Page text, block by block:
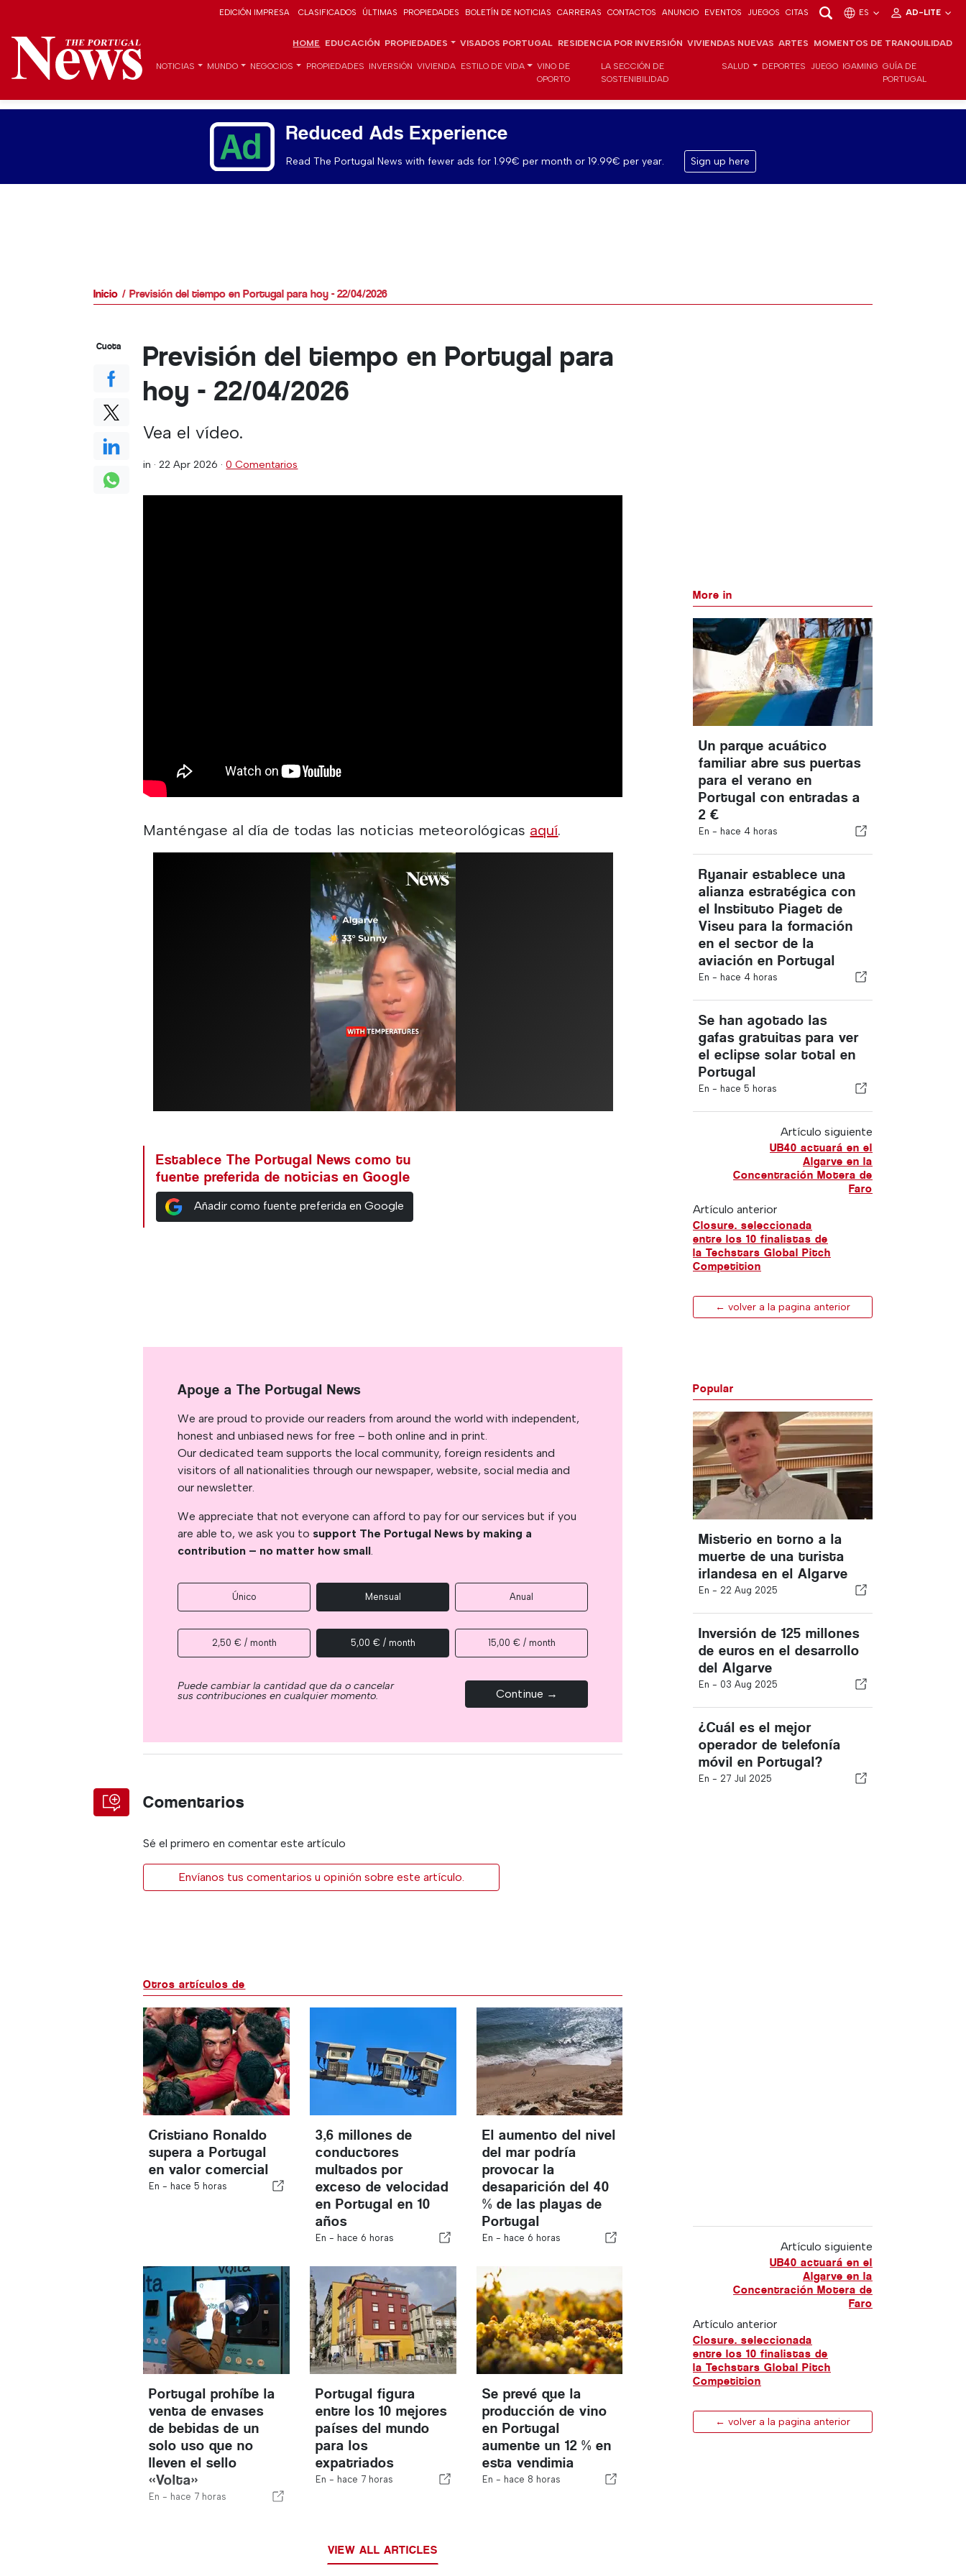
EDICIÓN IMPRESA CLASIFICADOS ÚLTIMAS PROPIEDADES BOLETÍN DE NOTICIAS CARRERAS CONTACTOS ANUNCIO EVENTOS JUEGOS CITAS ES AD-LITE
HOME EDUCACIÓN PROPIEDADES VISADOS PORTUGAL RESIDENCIA POR INVERSIÓN VIVIENDAS NUEVAS ARTES MOMENTOS DE TRANQUILIDAD
NOTICIAS MUNDO NEGOCIOS PROPIEDADES INVERSIÓN VIVIENDA ESTILO DE VIDA
VINO DE
OPORTO
LA SECCIÓN DE
SOSTENIBILIDAD
SALUD DEPORTES JUEGO IGAMING GUÍA DE
PORTUGAL
Reduced Ads Experience
Read The Portugal News with fewer ads for 1.99€ per month or 19.99€ per year. Sign up here
Inicio Previsión del tiempo en Portugal para hoy - 22/04/2026
Previsión del tiempo en Portugal para
hoy - 22/04/2026
Vea el vídeo.
in ·22 Apr 2026 ·0 Comentarios
Manténgase al día de todas las noticias meteorológicas aquí.
Establece The Portugal News como tu
fuente preferida de noticias en Google
Añadir como fuente preferida en Google
Cuota
More in
Un parque acuático
familiar abre sus puertas
para el verano en
Portugal con entradas a
2 €
En - hace 4 horas
Ryanair establece una
alianza estratégica con
el Instituto Piaget de
Viseu para la formación
en el sector de la
aviación en Portugal
En - hace 4 horas
Se han agotado las
gafas gratuitas para ver
el eclipse solar total en
Portugal
En - hace 5 horas
Artículo siguiente
UB40 actuará en el
Algarve en la
Concentración Motera de
Faro
Artículo anterior
Closure. seleccionada
entre los 10 finalistas de
la Techstars Global Pitch
Competition
← volver a la pagina anterior
Apoye a The Portugal News
We are proud to provide our readers from around the world with independent,
honest and unbiased news for free – both online and in print.
Our dedicated team supports the local community, foreign residents and
visitors of all nationalities through our newspaper, website, social media and
our newsletter.
We appreciate that not everyone can afford to pay for our services but if you
are able to, we ask you to support The Portugal News by making a
contribution – no matter how small.
Único Mensual Anual
2,50 € / month 5,00 € / month 15,00 € / month
Puede cambiar la cantidad que da o cancelar
sus contribuciones en cualquier momento. Continue →
Comentarios
Sé el primero en comentar este artículo
Envíanos tus comentarios u opinión sobre este artículo.
Popular
Misterio en torno a la
muerte de una turista
irlandesa en el Algarve
En - 22 Aug 2025
Inversión de 125 millones
de euros en el desarrollo
del Algarve
En - 03 Aug 2025
¿Cuál es el mejor
operador de telefonía
móvil en Portugal?
En - 27 Jul 2025
Otros artículos de
Cristiano Ronaldo
supera a Portugal
en valor comercial
En - hace 5 horas
3,6 millones de
conductores
multados por
exceso de velocidad
en Portugal en 10
años
En - hace 6 horas
El aumento del nivel
del mar podría
provocar la
desaparición del 40
% de las playas de
Portugal
En - hace 6 horas
Portugal prohíbe la
venta de envases
de bebidas de un
solo uso que no
lleven el sello
«Volta»
En - hace 7 horas
Portugal figura
entre los 10 mejores
países del mundo
para los
expatriados
En - hace 7 horas
Se prevé que la
producción de vino
en Portugal
aumente un 12 % en
esta vendimia
En - hace 8 horas
VIEW ALL ARTICLES
Artículo siguiente
UB40 actuará en el
Algarve en la
Concentración Motera de
Faro
Artículo anterior
Closure. seleccionada
entre los 10 finalistas de
la Techstars Global Pitch
Competition
← volver a la pagina anterior